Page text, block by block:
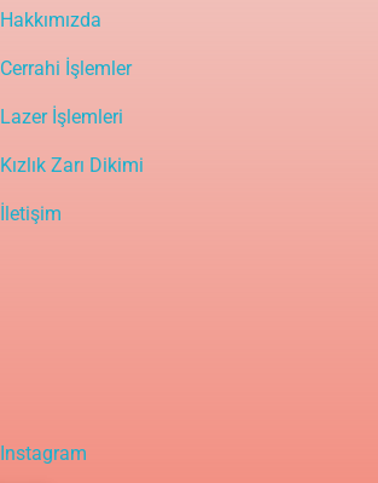
Hakkımızda
Cerrahi İşlemler
Lazer İşlemleri
Kızlık Zarı Dikimi
İletişim
Instagram